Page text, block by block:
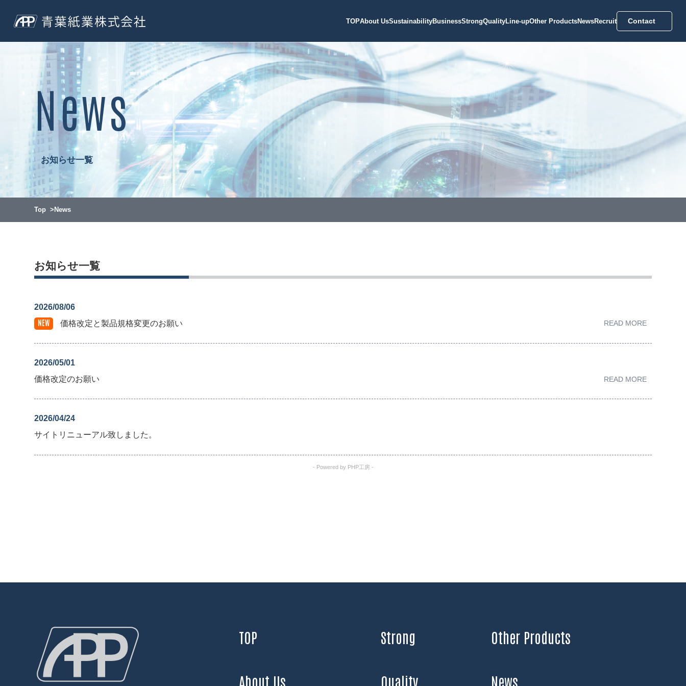
TOPAbout UsSustainabilityBusinessStrongQualityLine-upOther ProductsNewsRecruit Contact
News
お知らせ一覧
Top News
お知らせ一覧
2026/08/06
NEW 価格改定と製品規格変更のお願い READ MORE
2026/05/01
価格改定のお願い
READ MORE
2026/04/24
サイトリニューアル致しました。
- Powered by PHP工房 -
TOP
About Us
Strong
Quality
Other Products
News